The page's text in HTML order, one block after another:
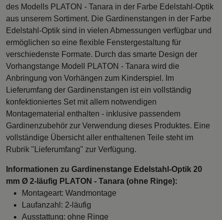
des Modells PLATON - Tanara in der Farbe Edelstahl-Optik
aus unserem Sortiment. Die Gardinenstangen in der Farbe
Edelstahl-Optik sind in vielen Abmessungen verfügbar und
ermöglichen so eine flexible Fenstergestaltung für
verschiedenste Formate. Durch das smarte Design der
Vorhangstange Modell PLATON - Tanara wird die
Anbringung von Vorhängen zum Kinderspiel. Im
Lieferumfang der Gardinenstangen ist ein vollständig
konfektioniertes Set mit allem notwendigen
Montagematerial enthalten - inklusive passendem
Gardinenzubehör zur Verwendung dieses Produktes. Eine
vollständige Übersicht aller enthaltenen Teile steht im
Rubrik "Lieferumfang" zur Verfügung.
Informationen zu Gardinenstange Edelstahl-Optik 20
mm Ø 2-läufig PLATON - Tanara (ohne Ringe):
Montageart: Wandmontage
Laufanzahl: 2-läufig
Ausstattung: ohne Ringe